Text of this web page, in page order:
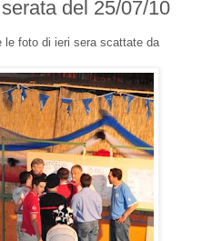
del 25/07/10
le foto di ieri sera scattate da